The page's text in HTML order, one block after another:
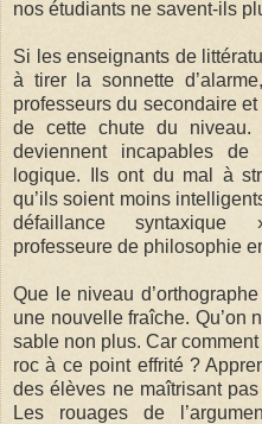
nos étudiants ne savent-ils
Si les enseignants de
à tirer la sonnette
professeurs du secondaire
de cette chute du
deviennent incapables
logique. Ils ont du mal à
qu’ils soient moins
défaillance syntaxique
professeure de philosophie
Que le niveau
une nouvelle fraîche. Qu’on
sable non plus. Car
roc à ce point effrité ?
des élèves ne maîtrisant
Les rouages de